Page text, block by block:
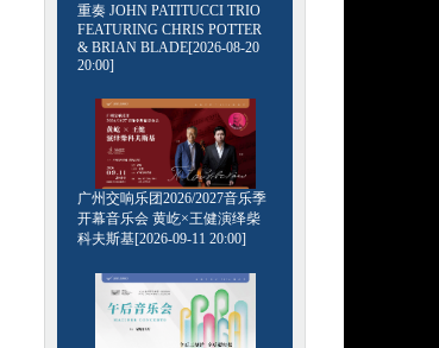
重奏 JOHN PATITUCCI TRIO
FEATURING CHRIS POTTER
& BRIAN BLADE[2026-08-20
20:00]
广州交响乐团2026/2027音乐季
开幕音乐会 黄屹×王健演绎柴
科夫斯基[2026-09-11 20:00]